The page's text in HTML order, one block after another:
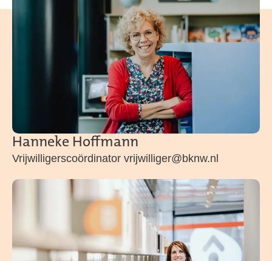
Hanneke Hoffmann
Vrijwilligerscoördinator vrijwilliger@bknw.nl